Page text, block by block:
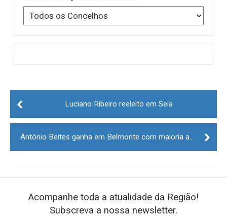
Post
navigation
Luciano Ribeiro reeleito em Seia
António Beites ganha em Belmonte com maioria absoluta
Acompanhe toda a atualidade da Região!
Subscreva a nossa newsletter.